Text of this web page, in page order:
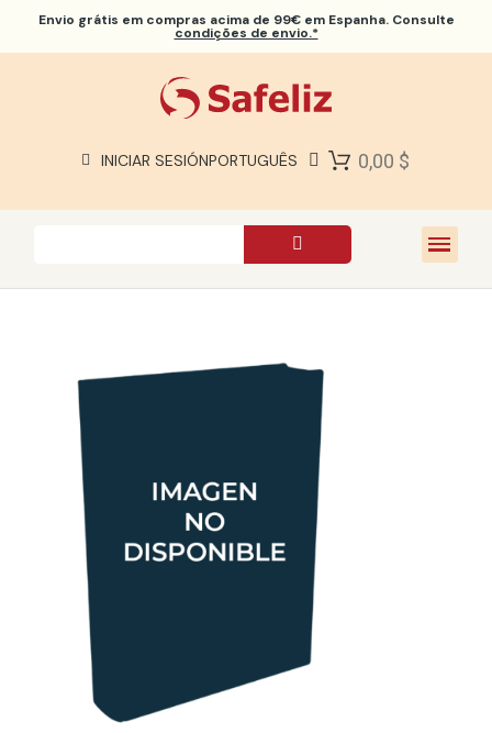
Envio grátis em compras acima de 99€ em Espanha. Consulte
condições de envio.*
INICIAR SESIÓNPORTUGUÊS 0,00 $
SOBRE NÓS